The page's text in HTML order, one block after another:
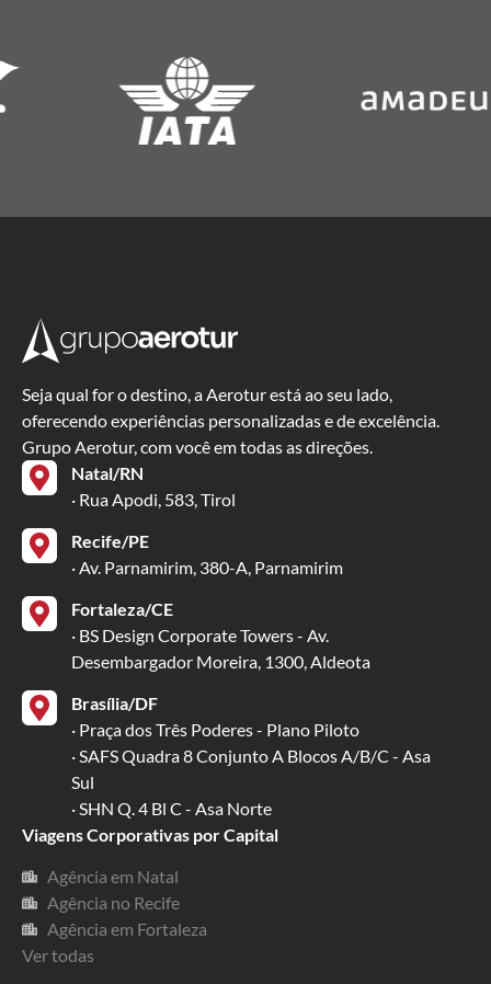
Seja qual for o destino, a Aerotur está ao seu lado,
oferecendo experiências personalizadas e de excelência.
Grupo Aerotur, com você em todas as direções.
Natal/RN
· Rua Apodi, 583, Tirol
Recife/PE
· Av. Parnamirim, 380-A, Parnamirim
Fortaleza/CE
· BS Design Corporate Towers - Av.
Desembargador Moreira, 1300, Aldeota
Brasília/DF
· Praça dos Três Poderes - Plano Piloto
· SAFS Quadra 8 Conjunto A Blocos A/B/C - Asa
Sul
· SHN Q. 4 Bl C - Asa Norte
Viagens Corporativas por Capital
Agência em Natal
Agência no Recife
Agência em Fortaleza
Ver todas